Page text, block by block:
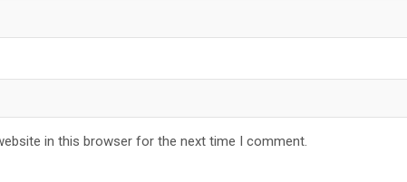
in this browser for the next time I comment.